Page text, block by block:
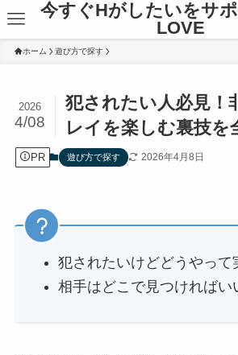
今すぐHがしたいをサ
LOVE
ホーム 遊び方で探す
犯されたい人必見！
レイを楽しむ裏技を
2026
4/08
PR 遊び方で探す 2026年4月8日
犯されたいけどどうやって
相手はどこで見つければい